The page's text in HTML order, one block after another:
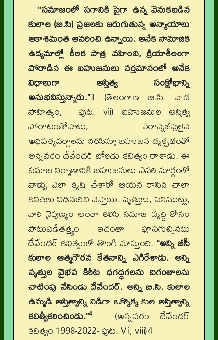
“సమాజంలో సగానికి పైగా ఉన్న వెనుకబడిన
కులాల (బి.సి) ప్రజలకు జరుగుతున్న అన్యాయాలు
ఆకాశమంత ఆవరించి ఉన్నాయి. అనేక సామాజిక
ఉద్యమాల్లో కీలక పాత్ర వహించి, క్రియాశీలoగా
పోరాడిన ఈ బహుజనులు వర్తమానంలో అనేక
విధాలుగా అస్తిత్వ సంక్షోభాన్ని
అనుభవిస్తున్నారు.”3 (తెలంగాణ బి.సి. వాద
సాహిత్యం, పుట. vii) బహుజనుల అస్తిత్వ
పోరాటంతోపాటు, పరాన్నజీవులైన
ఆధిపత్యవర్గాలను నిరసిస్తూ బహుజన దృక్పథంతో
అన్నవరం దేవేందర్‌ బోలెడు కవిత్వం రాశాడు. ఈ
సమాజ నిర్మాణానికి బహుజనులు ఎవరి మార్గంలో
వాళ్ళు ఎలా కృషి చేశారో ఆయన రాసిన చాలా
కవితలు విడమరిచి చెప్తాయి. వృత్తులు, పనిముట్లు,
వారి నైపుణ్యం అంతా కలిసి సమాజ వృద్ధి కోసం
పాటుపడేతత్త్వం ఇదంతా పూసగుచ్చినట్లు
దేవేందర్‌ కవిత్వంలో తొంగి చూస్తుంది. “అన్ని బీసీ
కులాల ఆత్మగౌరవ కేతనాన్ని ఎగిరేశాడు. అన్ని
వృత్తుల వైభవ కిరీట ధగద్ధగలను దిగంతాలను
చాటింపు వేసిండు దేవేందర్. అన్ని బి.సి. కులాల
ఉమ్మడి అస్తిత్వాన్ని విడిగా ఒక్కొక్క కుల అస్తిత్వాన్ని
కవిత్వీకరించిండు.”4
(అన్నవరం దేవేందర్
కవిత్వం 1998-2022- పుట. Vii, viii)4